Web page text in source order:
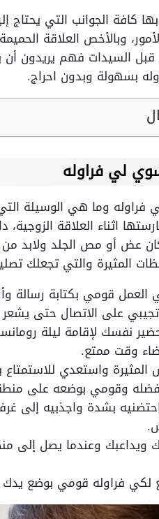
بها كافة الجوانب التي
وبالأخص العلاقة
قبل السيدات فهم
بسهولة وبدون احراج.
لي فراوله
وما هي الوسيلة التي
اثناء العلاقة
عض أو مص الجلد ولابد من
المثيرة والتي تجعلك
قومي بكتابة رسالة
على الاتصال حتى
نفسك لإقامة ليلة
وقت ممتع.
المثيرة واستعدي
وقومي بوضعه على
بشدة واجذبيه إلى
ويداعبك وعندما يصل إلى
لكي فراوله قومي بوضع